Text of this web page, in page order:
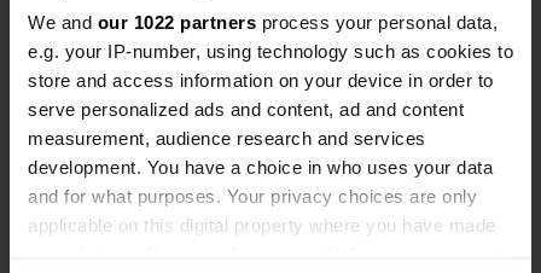
We and our 1022 partners process your personal data,
e.g. your IP-number, using technology such as cookies to
store and access information on your device in order to
serve personalized ads and content, ad and content
measurement, audience research and services
development. You have a choice in who uses your data
and for what purposes. Your privacy choices are only
applicable on this digital property where you have made
elektriciteit € 4 per dag en een
milieutoeslag van € 1. Er is een kleine
winkel die broodjes (alleen op
bestelling) en andere kleine artikelen
verkoopt van 8.00 tot 10.00 uur. ...]
Ben jij hier geweest?
Contact